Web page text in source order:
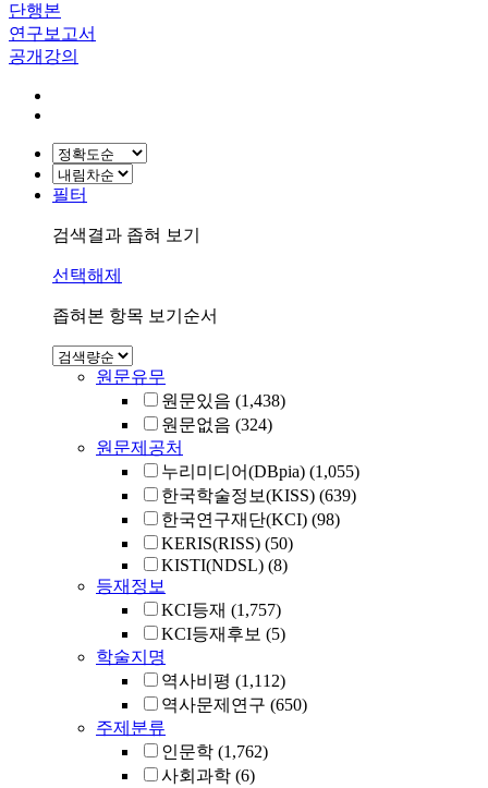
단행본
연구보고서
공개강의
필터
검색결과 좁혀 보기
선택해제
좁혀본 항목 보기순서
원문유무
원문있음 (1,438)
원문없음 (324)
원문제공처
누리미디어(DBpia) (1,055)
한국학술정보(KISS) (639)
한국연구재단(KCI) (98)
KERIS(RISS) (50)
KISTI(NDSL) (8)
등재정보
KCI등재 (1,757)
KCI등재후보 (5)
학술지명
역사비평 (1,112)
역사문제연구 (650)
주제분류
인문학 (1,762)
사회과학 (6)